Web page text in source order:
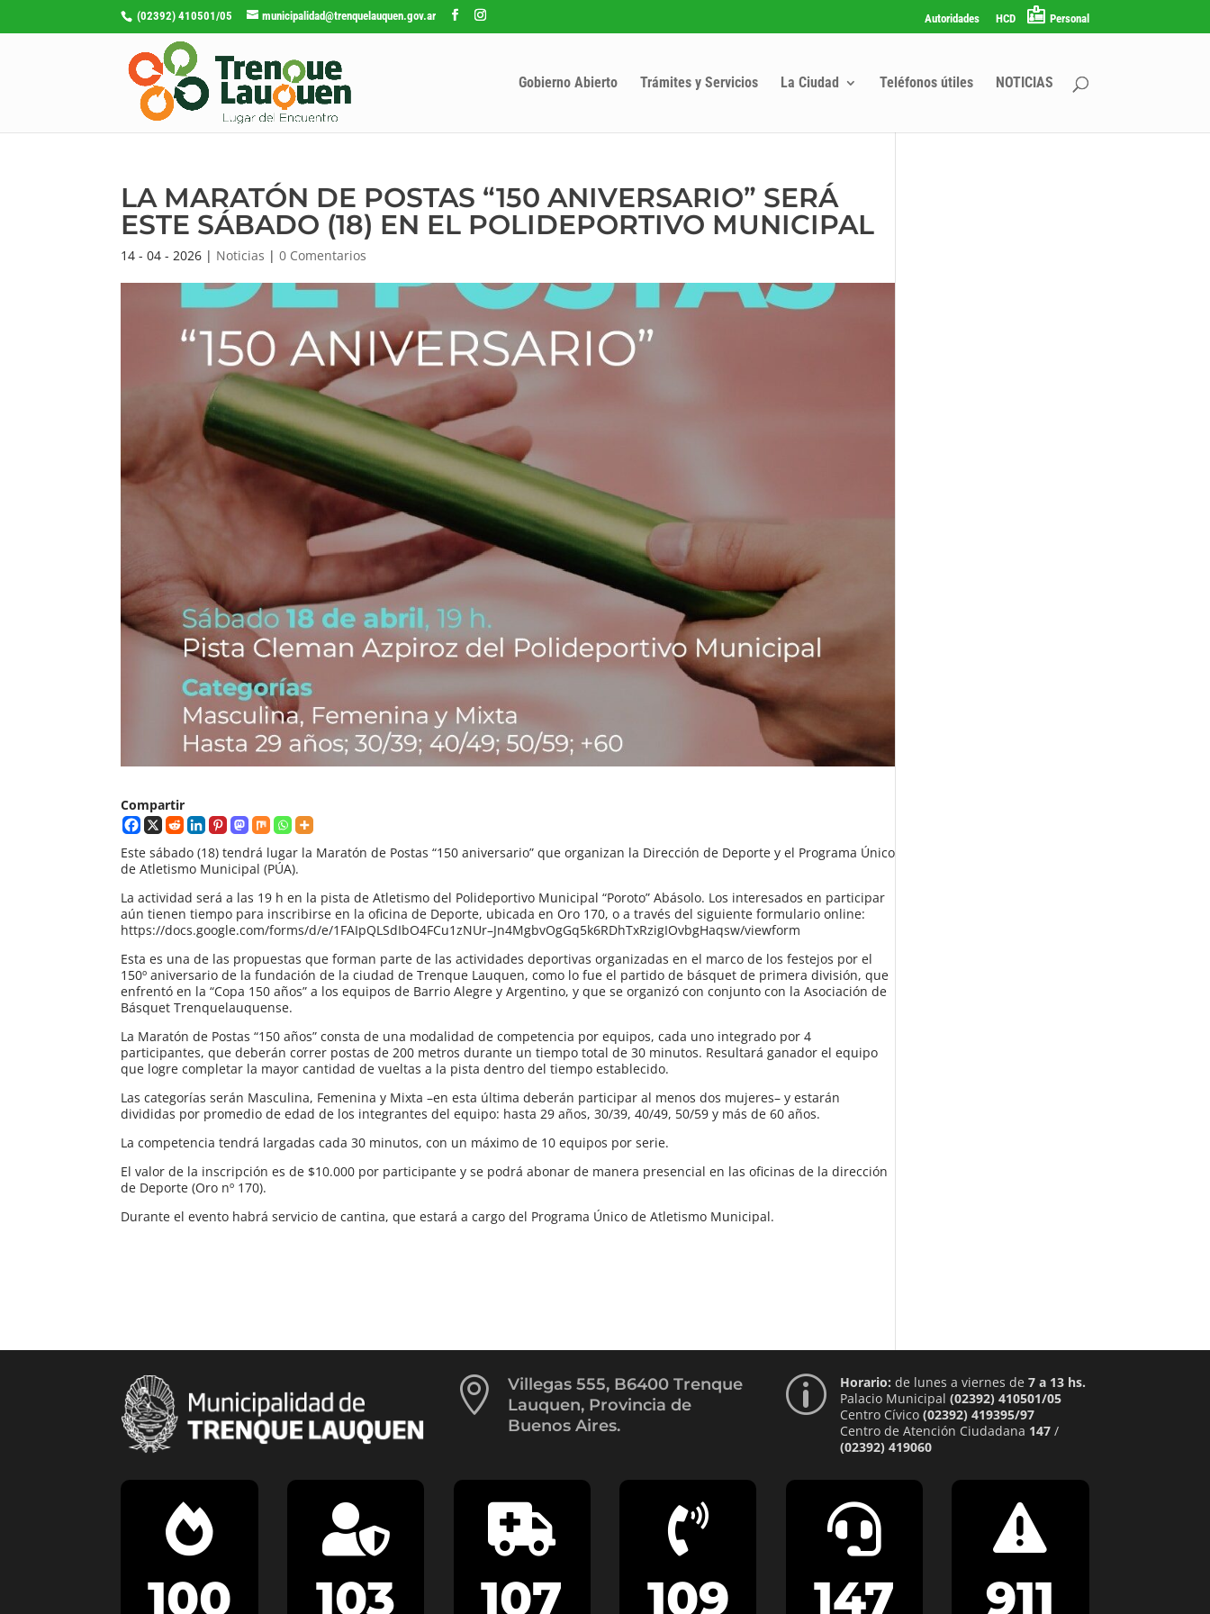
(02392) 410501/05 municipalidad@trenquelauquen.gov.ar Autoridades HCD Personal
Gobierno Abierto Trámites y Servicios La Ciudad Teléfonos útiles NOTICIAS
LA MARATÓN DE POSTAS “150 ANIVERSARIO” SERÁ
ESTE SÁBADO (18) EN EL POLIDEPORTIVO MUNICIPAL
14 - 04 - 2026 | Noticias |0 Comentarios
Compartir
Este sábado (18) tendrá lugar la Maratón de Postas “150 aniversario” que organizan la Dirección de Deporte y el Programa Único
de Atletismo Municipal (PÚA).
La actividad será a las 19 h en la pista de Atletismo del Polideportivo Municipal “Poroto” Abásolo. Los interesados en participar
aún tienen tiempo para inscribirse en la oficina de Deporte, ubicada en Oro 170, o a través del siguiente formulario online:
https://docs.google.com/forms/d/e/1FAIpQLSdIbO4FCu1zNUr–Jn4MgbvOgGq5k6RDhTxRzigIOvbgHaqsw/viewform
Esta es una de las propuestas que forman parte de las actividades deportivas organizadas en el marco de los festejos por el
150º aniversario de la fundación de la ciudad de Trenque Lauquen, como lo fue el partido de básquet de primera división, que
enfrentó en la “Copa 150 años” a los equipos de Barrio Alegre y Argentino, y que se organizó con conjunto con la Asociación de
Básquet Trenquelauquense.
La Maratón de Postas “150 años” consta de una modalidad de competencia por equipos, cada uno integrado por 4
participantes, que deberán correr postas de 200 metros durante un tiempo total de 30 minutos. Resultará ganador el equipo
que logre completar la mayor cantidad de vueltas a la pista dentro del tiempo establecido.
Las categorías serán Masculina, Femenina y Mixta –en esta última deberán participar al menos dos mujeres– y estarán
divididas por promedio de edad de los integrantes del equipo: hasta 29 años, 30/39, 40/49, 50/59 y más de 60 años.
La competencia tendrá largadas cada 30 minutos, con un máximo de 10 equipos por serie.
El valor de la inscripción es de $10.000 por participante y se podrá abonar de manera presencial en las oficinas de la dirección
de Deporte (Oro nº 170).
Durante el evento habrá servicio de cantina, que estará a cargo del Programa Único de Atletismo Municipal.

Villegas 555, B6400 Trenque
Lauquen, Provincia de
Buenos Aires.
p Horario: de lunes a viernes de 7 a 13 hs.
Palacio Municipal (02392) 410501/05
Centro Cívico (02392) 419395/97
Centro de Atención Ciudadana 147/
(02392) 419060

100

103

107

109

147

911